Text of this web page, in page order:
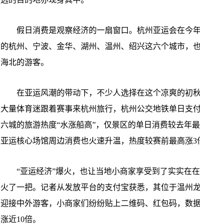
假日消费是观察经济的一扇窗口。杭州亚运会在今年
的杭州、宁波、金华、湖州、温州、绍兴这六个城市，
海北的游客。
在亚运风潮的带动下，不少人选择在这个凉爽的初秋
大量体育迷跟着赛事来杭州旅行，杭州公交地铁单日支
六城的旅游热度“水涨船高”，仅景区的单日消费较去年
亚运核心场馆周边消费也火速升温，热度较赛前最高涨3
“亚运经济”爆火，也让当地小商家享受到了实实在在
火了一把。记者从发放平台的支付宝获悉，其位于温州
迎接中外游客，小商家们纷纷贴上二维码、红包码，数
涨近10倍。